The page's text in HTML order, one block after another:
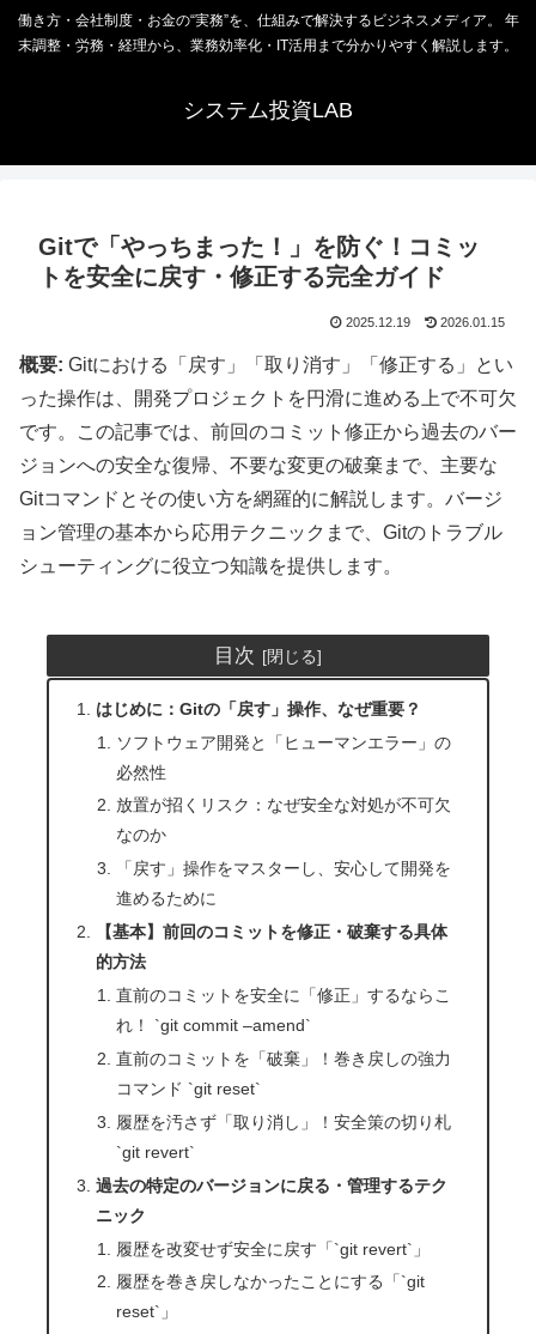
働き方・会社制度・お金の“実務”を、仕組みで解決するビジネスメディア。 年
末調整・労務・経理から、業務効率化・IT活用まで分かりやすく解説します。
システム投資LAB
Gitで「やっちまった！」を防ぐ！コミッ
トを安全に戻す・修正する完全ガイド
2025.12.19 2026.01.15
概要: Gitにおける「戻す」「取り消す」「修正する」とい
った操作は、開発プロジェクトを円滑に進める上で不可欠
です。この記事では、前回のコミット修正から過去のバー
ジョンへの安全な復帰、不要な変更の破棄まで、主要な
Gitコマンドとその使い方を網羅的に解説します。バージ
ョン管理の基本から応用テクニックまで、Gitのトラブル
シューティングに役立つ知識を提供します。
目次
はじめに：Gitの「戻す」操作、なぜ重要？
ソフトウェア開発と「ヒューマンエラー」の
必然性
放置が招くリスク：なぜ安全な対処が不可欠
なのか
「戻す」操作をマスターし、安心して開発を
進めるために
【基本】前回のコミットを修正・破棄する具体
的方法
直前のコミットを安全に「修正」するならこ
れ！ `git commit –amend`
直前のコミットを「破棄」！巻き戻しの強力
コマンド `git reset`
履歴を汚さず「取り消し」！安全策の切り札
`git revert`
過去の特定のバージョンに戻る・管理するテク
ニック
履歴を改変せず安全に戻す「`git revert`」
履歴を巻き戻しなかったことにする「`git
reset`」